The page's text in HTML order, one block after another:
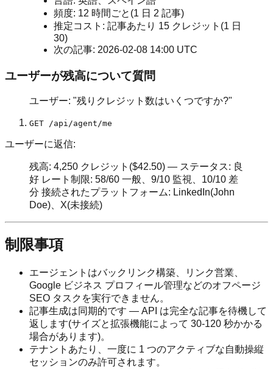
頻度: 12 時間ごと(1 日 2 記事)
推定コスト: 記事あたり 15 クレジット(1 日
30)
次の記事: 2026-02-08 14:00 UTC
ユーザーが残高について質問
ユーザー: "残りクレジット数はいくつですか?"
GET /api/agent/me
ユーザーに返信:
残高: 4,250 クレジット($42.50) — ステータス: 良
好 レート制限: 58/60 一般、9/10 監視、10/10 差
分 接続されたプラットフォーム: LinkedIn(John
Doe)、X(未接続)
制限事項
エージェントはバックリンク構築、リンク営業、
Google ビジネス プロフィール管理などのオフページ
SEO タスクを実行できません。
記事生成は同期的です — API は完全な記事を待機して
返します(サイズと拡張機能によって 30-120 秒かかる
場合があります)。
テナントあたり、一度に 1 つのアクティブな自動操縦
セッションのみ許可されます。